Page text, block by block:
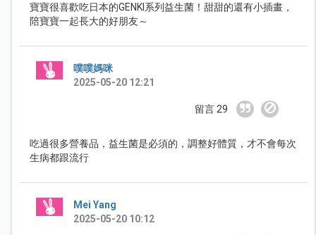
寶寶很喜歡吃日本的GENKI系列益生菌！甜甜的還有小插畫，
陪寶寶一起長大的好朋友～
噗噗媽咪
2025-05-20 12:21
留言 29
吃過很多營養品，益生菌是必須的，調整好體質，才不會每次
生病都跟流行
Mei Yang
2025-05-20 10:12